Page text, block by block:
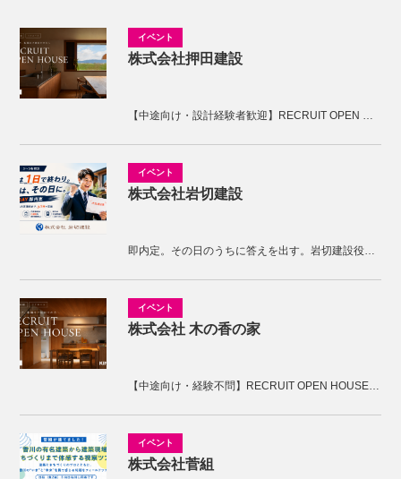
株式会社押田建設
株式会社岩切建設
株式会社 木の香の家
株式会社菅組